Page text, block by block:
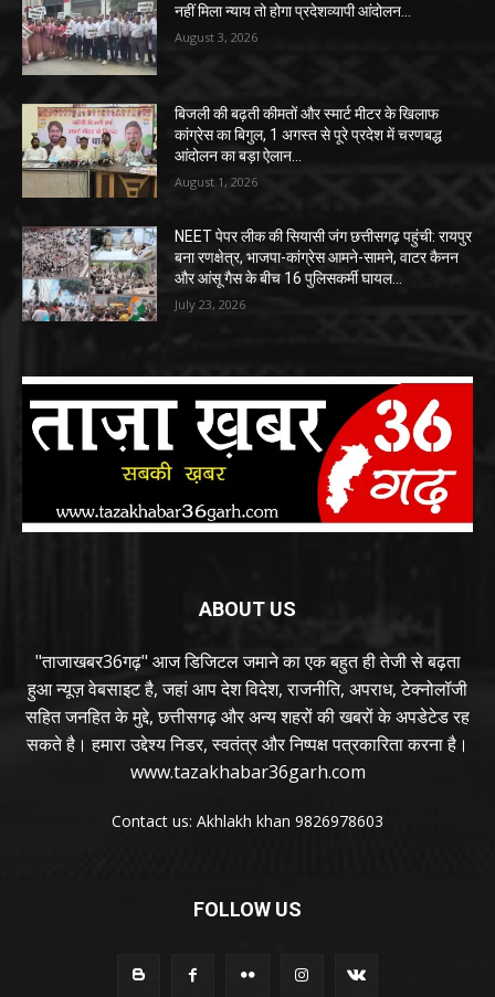
नहीं मिला न्याय तो होगा प्रदेशव्यापी आंदोलन…
August 3, 2026
बिजली की बढ़ती कीमतों और स्मार्ट मीटर के खिलाफ
कांग्रेस का बिगुल, 1 अगस्त से पूरे प्रदेश में चरणबद्ध
आंदोलन का बड़ा ऐलान…
August 1, 2026
NEET पेपर लीक की सियासी जंग छत्तीसगढ़ पहुंची: रायपुर
बना रणक्षेत्र, भाजपा-कांग्रेस आमने-सामने, वाटर कैनन
और आंसू गैस के बीच 16 पुलिसकर्मी घायल…
July 23, 2026
ABOUT US
"ताजाखबर36गढ़" आज डिजिटल जमाने का एक बहुत ही तेजी से बढ़ता
हुआ न्यूज़ वेबसाइट है, जहां आप देश विदेश, राजनीति, अपराध, टेक्नोलॉजी
सहित जनहित के मुद्दे, छत्तीसगढ़ और अन्य शहरों की खबरों के अपडेटेड रह
सकते है। हमारा उद्देश्य निडर, स्वतंत्र और निष्पक्ष पत्रकारिता करना है।
www.tazakhabar36garh.com
Contact us: Akhlakh khan 9826978603
FOLLOW US